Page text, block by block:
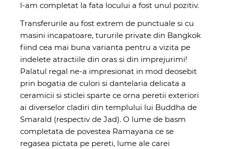
l-am completat la fata locului a fost unul pozitiv.
Transferurile au fost extrem de punctuale si cu
masini incapatoare, tururile private din Bangkok
fiind cea mai buna varianta pentru a vizita pe
indelete atractiile din oras si din imprejurimi!
Palatul regal ne-a impresionat in mod deosebit
prin bogatia de culori si dantelaria delicata a
ceramicii si sticlei sparte ce orna peretii exteriori
ai diverselor cladiri din templului lui Buddha de
Smarald (respectiv de Jad). O lume de basm
completata de povestea Ramayana ce se
regasea pictata pe pereti, lume ale carei